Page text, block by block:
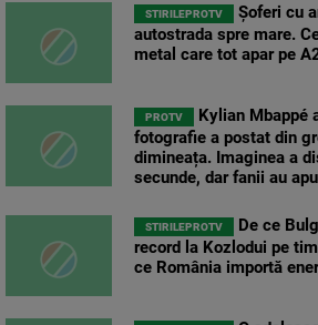
STIRILEPROTV
Șoferi cu
autostrada spre mare.
metal care tot apar pe
PROTV
Kylian Mbappé
fotografie a postat din
dimineața. Imaginea a
secunde, dar fanii au
STIRILEPROTV
De ce
record la Kozlodui pe
ce România importă